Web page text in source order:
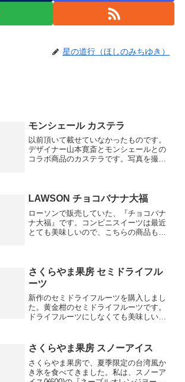
星の道行（ほしのみちゆき）
モンシェール カステラ
以前頂いて載せていなかったものです。
デザイナー山本寛斎とモンシェールとの
コラボ商品のカステラです。写真を撮り
使用している生クリームが違...
LAWSON チョコバナナ大福
ローソンで販売していた、『チョコバナ
ナ大福』です。コンビニスイーツは最近
とても美味しいので、こちらの商品も私
意味はあったのだろうかと疑...
さくらやま果房 セミドライフル
ーツ
新作のセミドライフルーツを購入しまし
た。黄金柑のセミドライフルーツです。
ドライフルーツにしなくても美味しい、
だそうです。薄くスライスをして、砂糖
がけがしてありました。口...
さくらやま果房 スノーアイス
さくらやま果房で、夏季限定の台湾風か
き氷を食べてきました。私は、スノーア